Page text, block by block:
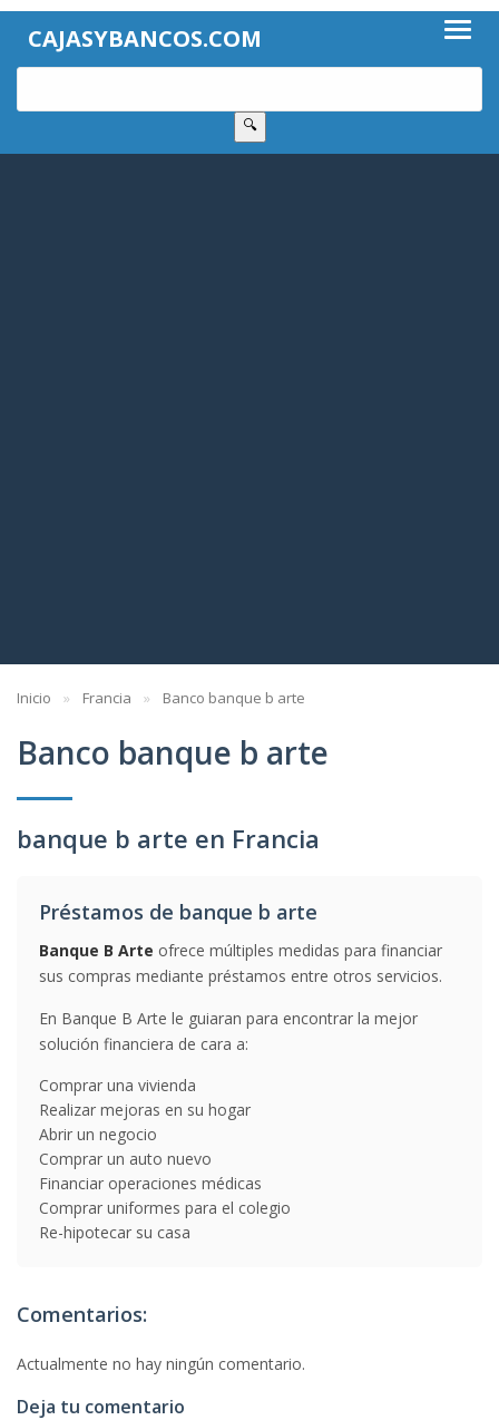
CAJASYBANCOS.COM
🔍
Inicio Francia Banco banque b arte
Banco banque b arte
banque b arte en Francia
Préstamos de banque b arte
Banque B Arte ofrece múltiples medidas para financiar
sus compras mediante préstamos entre otros servicios.
En Banque B Arte le guiaran para encontrar la mejor
solución financiera de cara a:
Comprar una vivienda
Realizar mejoras en su hogar
Abrir un negocio
Comprar un auto nuevo
Financiar operaciones médicas
Comprar uniformes para el colegio
Re-hipotecar su casa
Comentarios:
Actualmente no hay ningún comentario.
Deja tu comentario